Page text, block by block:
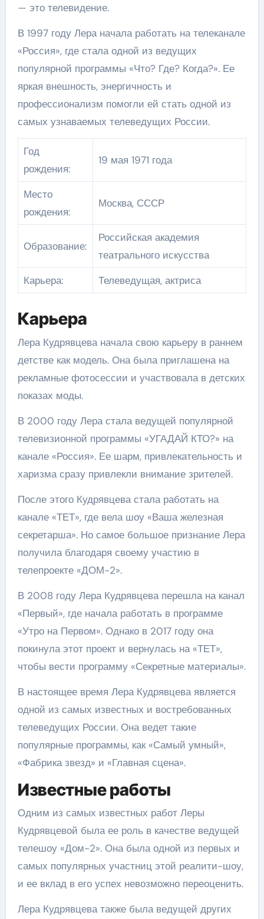
— это телевидение.
В 1997 году Лера начала работать на телеканале
«Россия», где стала одной из ведущих
популярной программы «Что? Где? Когда?». Ее
яркая внешность, энергичность и
профессионализм помогли ей стать одной из
самых узнаваемых телеведущих России.
Год
рождения:
19 мая 1971 года
Место
рождения:
Москва, СССР
Образование:
Российская академия
театрального искусства
Карьера:
Телеведущая, актриса
Карьера
Лера Кудрявцева начала свою карьеру в раннем
детстве как модель. Она была приглашена на
рекламные фотосессии и участвовала в детских
показах моды.
В 2000 году Лера стала ведущей популярной
телевизионной программы «УГАДАЙ КТО?» на
канале «Россия». Ее шарм, привлекательность и
харизма сразу привлекли внимание зрителей.
После этого Кудрявцева стала работать на
канале «ТЕТ», где вела шоу «Ваша железная
секретарша». Но самое большое признание Лера
получила благодаря своему участию в
телепроекте «ДОМ-2».
В 2008 году Лера Кудрявцева перешла на канал
«Первый», где начала работать в программе
«Утро на Первом». Однако в 2017 году она
покинула этот проект и вернулась на «ТЕТ»,
чтобы вести программу «Секретные материалы».
В настоящее время Лера Кудрявцева является
одной из самых известных и востребованных
телеведущих России. Она ведет такие
популярные программы, как «Самый умный»,
«Фабрика звезд» и «Главная сцена».
Известные работы
Одним из самых известных работ Леры
Кудрявцевой была ее роль в качестве ведущей
телешоу «Дом-2». Она была одной из первых и
самых популярных участниц этой реалити-шоу,
и ее вклад в его успех невозможно переоценить.
Лера Кудрявцева также была ведущей других